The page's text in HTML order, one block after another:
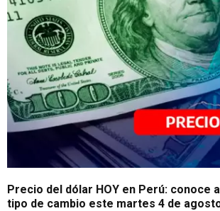
Precio del dólar HOY en Perú: conoce
tipo de cambio este martes 4 de